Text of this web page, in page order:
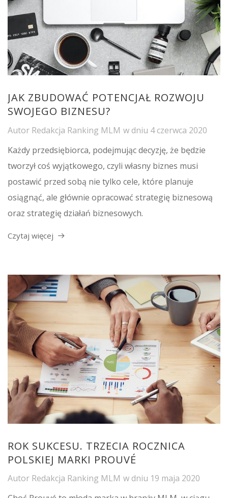
JAK ZBUDOWAĆ POTENCJAŁ ROZWOJU
SWOJEGO BIZNESU?
Autor Redakcja Ranking MLM w dniu 4 czerwca 2020
Każdy przedsiębiorca, podejmując decyzję, że będzie
tworzył coś wyjątkowego, czyli własny biznes musi
postawić przed sobą nie tylko cele, które planuje
osiągnąć, ale głównie opracować strategię biznesową
oraz strategię działań biznesowych.
Czytaj więcej
ROK SUKCESU. TRZECIA ROCZNICA
POLSKIEJ MARKI PROUVÉ
Autor Redakcja Ranking MLM w dniu 19 maja 2020